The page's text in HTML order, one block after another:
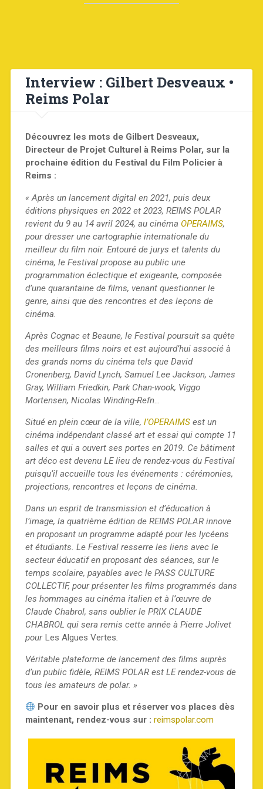
Interview : Gilbert Desveaux •
Reims Polar
Découvrez les mots de Gilbert Desveaux,
Directeur de Projet Culturel à Reims Polar, sur la
prochaine édition du Festival du Film Policier à
Reims :
« Après un lancement digital en 2021, puis deux
éditions physiques en 2022 et 2023, REIMS POLAR
revient du 9 au 14 avril 2024, au cinéma OPERAIMS,
pour dresser une cartographie internationale du
meilleur du film noir. Entouré de jurys et talents du
cinéma, le Festival propose au public une
programmation éclectique et exigeante, composée
d’une quarantaine de films, venant questionner le
genre, ainsi que des rencontres et des leçons de
cinéma.
Après Cognac et Beaune, le Festival poursuit sa quête
des meilleurs films noirs et est aujourd’hui associé à
des grands noms du cinéma tels que David
Cronenberg, David Lynch, Samuel Lee Jackson, James
Gray, William Friedkin, Park Chan-wook, Viggo
Mortensen, Nicolas Winding-Refn…
Situé en plein cœur de la ville, l’OPERAIMS est un
cinéma indépendant classé art et essai qui compte 11
salles et qui a ouvert ses portes en 2019. Ce bâtiment
art déco est devenu LE lieu de rendez-vous du Festival
puisqu’il accueille tous les événements : cérémonies,
projections, rencontres et leçons de cinéma.
Dans un esprit de transmission et d’éducation à
l’image, la quatrième édition de REIMS POLAR innove
en proposant un programme adapté pour les lycéens
et étudiants. Le Festival resserre les liens avec le
secteur éducatif en proposant des séances, sur le
temps scolaire, payables avec le PASS CULTURE
COLLECTIF, pour présenter les films programmés dans
les hommages au cinéma italien et à l’œuvre de
Claude Chabrol, sans oublier le PRIX CLAUDE
CHABROL qui sera remis cette année à Pierre Jolivet
pour Les Algues Vertes.
Véritable plateforme de lancement des films auprès
d’un public fidèle, REIMS POLAR est LE rendez-vous de
tous les amateurs de polar. »
Pour en savoir plus et réserver vos places dès
maintenant, rendez-vous sur : reimspolar.com